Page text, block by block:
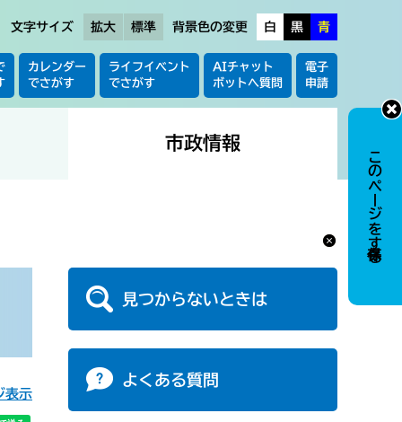
文字サイズ 拡大 標準 背景色の変更 白 黒 青
カレンダー
でさがす
ライフイベント
でさがす
AIチャット
ボットへ質問
電子
申請
市政情報
表示
見つからないときは
よくある質問
このページを保存する